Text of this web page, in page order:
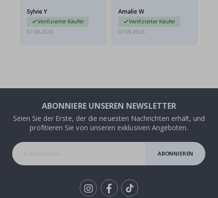
sie…
Sylvie Y
Verifizierter Käufer
07.08.2026
Amalie W
Verifizierter Käufer
07.08.2026
ABONNIERE UNSEREN NEWSLETTER
Seien Sie der Erste, der die neuesten Nachrichten erhält, und
profitieren Sie von unseren exklusiven Angeboten.
ABONNIEREN